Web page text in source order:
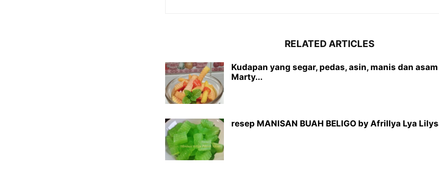
RELATED ARTICLES
Kudapan yang segar, pedas, asin, manis dan asam
Marty...
resep MANISAN BUAH BELIGO by Afrillya Lya